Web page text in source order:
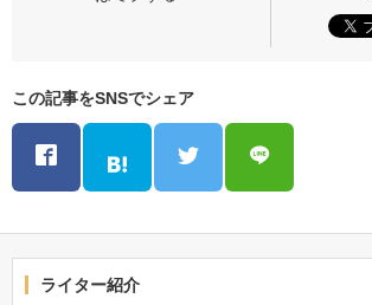
この記事をSNSでシェア
ライター紹介